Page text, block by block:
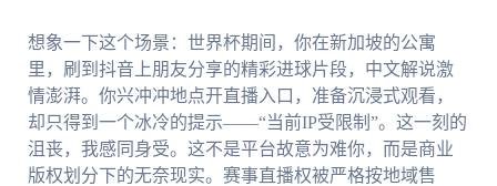
想象一下这个场景：世界杯期间，你在新加坡的公寓
里，刷到抖音上朋友分享的精彩进球片段，中文解说激
情澎湃。你兴冲冲地点开直播入口，准备沉浸式观看，
却只得到一个冰冷的提示——“当前IP受限制”。这一刻的
沮丧，我感同身受。这不是平台故意为难你，而是商业
版权划分下的无奈现实。赛事直播权被严格按地域售